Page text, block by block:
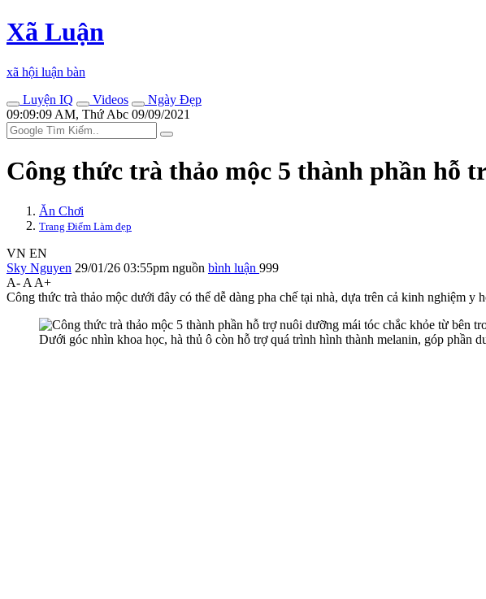
Xã Luận
xã hội luận bàn
Luyện IQ
Videos
Ngày Đẹp
09:09:09 AM, Thứ Abc 09/09/2021
Công thức trà thảo mộc 5 thành phần hỗ
Ăn Chơi
Trang Điểm Làm đẹp
VN EN
Sky Nguyen 29/01/26 03:55pm nguồn bình luận 999
A- A A+
Công thức trà thảo mộc dưới đây có thể dễ dàng pha chế tại nhà, dựa trên cả kinh nghiệm
Dưới góc nhìn khoa học, hà thủ ô còn hỗ trợ quá trình hình thành melanin, góp phần